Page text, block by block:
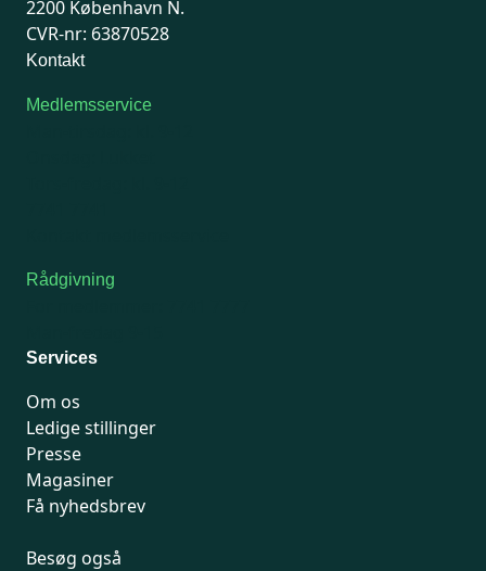
2200 København N.
CVR-nr: 63870528
Kontakt
Medlemsservice
Rådgivning
Services
Om os
Ledige stillinger
Presse
Magasiner
Få nyhedsbrev
Besøg også